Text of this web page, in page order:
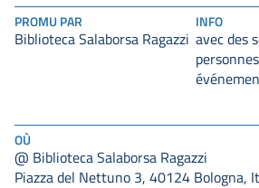
OÙ
@ Biblioteca Salaborsa Ragazzi
Piazza del Nettuno 3, 40124 Bologna,
PROMU PAR
Biblioteca Salaborsa Ragazzi
INFO
avec des